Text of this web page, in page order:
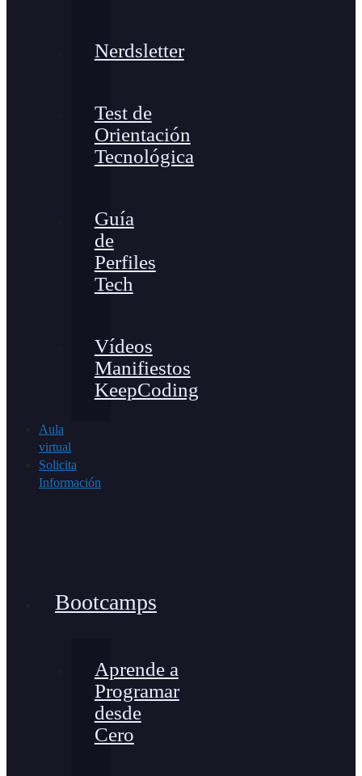
Nerdsletter
Test de
Orientación
Tecnológica
Guía
de
Perfiles
Tech
Vídeos
Manifiestos
KeepCoding
Aula
virtual
Solicita
Información
Bootcamps
Aprende a
Programar
desde
Cero